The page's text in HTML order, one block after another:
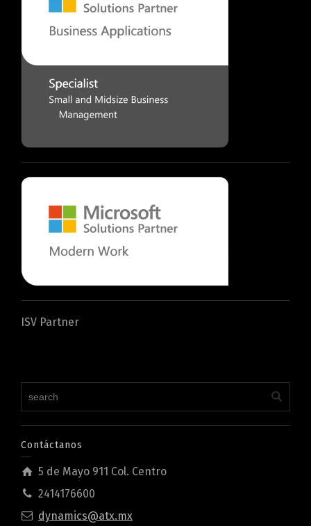
ISV Partner
Contáctanos
5 de Mayo 911 Col. Centro
2414176600
dynamics@atx.mx